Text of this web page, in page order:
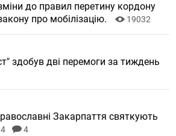
до правил перетину кордону
про мобілізацію.
19032
здобув дві перемоги за тиждень
Закарпаття святкують
4